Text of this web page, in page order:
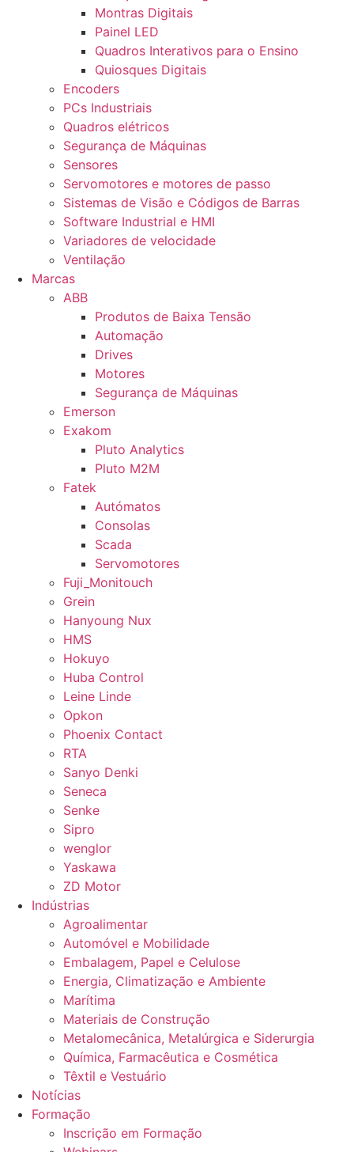
Montras Digitais
Painel LED
Quadros Interativos para o Ensino
Quiosques Digitais
Encoders
PCs Industriais
Quadros elétricos
Segurança de Máquinas
Sensores
Servomotores e motores de passo
Sistemas de Visão e Códigos de Barras
Software Industrial e HMI
Variadores de velocidade
Ventilação
Marcas
ABB
Produtos de Baixa Tensão
Automação
Drives
Motores
Segurança de Máquinas
Emerson
Exakom
Pluto Analytics
Pluto M2M
Fatek
Autómatos
Consolas
Scada
Servomotores
Fuji_Monitouch
Grein
Hanyoung Nux
HMS
Hokuyo
Huba Control
Leine Linde
Opkon
Phoenix Contact
RTA
Sanyo Denki
Seneca
Senke
Sipro
wenglor
Yaskawa
ZD Motor
Indústrias
Agroalimentar
Automóvel e Mobilidade
Embalagem, Papel e Celulose
Energia, Climatização e Ambiente
Marítima
Materiais de Construção
Metalomecânica, Metalúrgica e Siderurgia
Química, Farmacêutica e Cosmética
Têxtil e Vestuário
Notícias
Formação
Inscrição em Formação